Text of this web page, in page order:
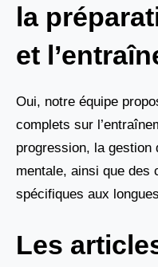
la
et
Oui, notre équipe
complets sur
progression, la gestion
mentale, ainsi que des
spécifiques aux
Les